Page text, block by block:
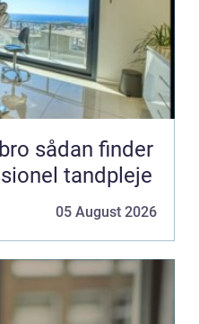
tandpleje
05 August 2026